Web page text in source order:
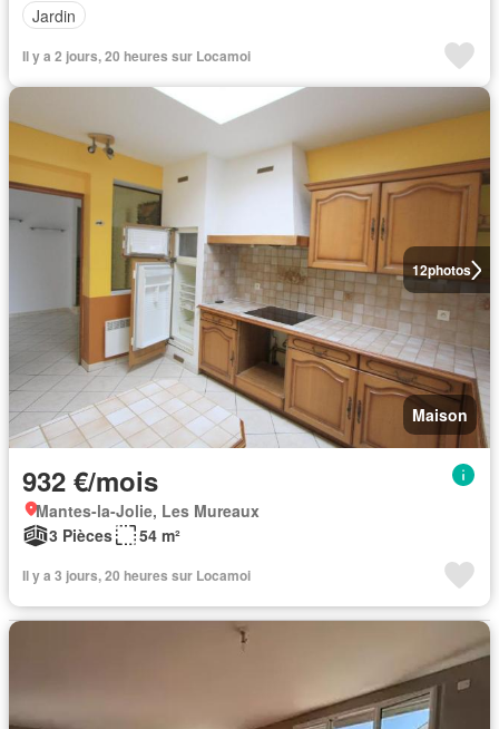
Jardin
Il y a 2 jours, 20 heures sur Locamoi
12photos
Maison
932 €/mois
Mantes-la-Jolie, Les Mureaux
3 Pièces
54 m²
Il y a 3 jours, 20 heures sur Locamoi